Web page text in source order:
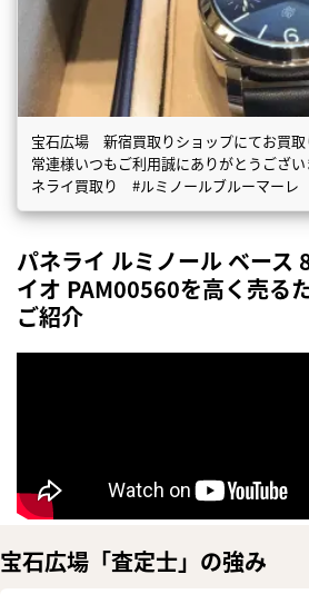
宝石広場 新宿買取りショップにてお買
常連様いつもご利用誠にありがとうござ
ネライ買取り #ルミノールブルーマーレ
パネライ ルミノール ベース
イオ PAM00560を高く売る
ご紹介
宝石広場「査定士」の強み